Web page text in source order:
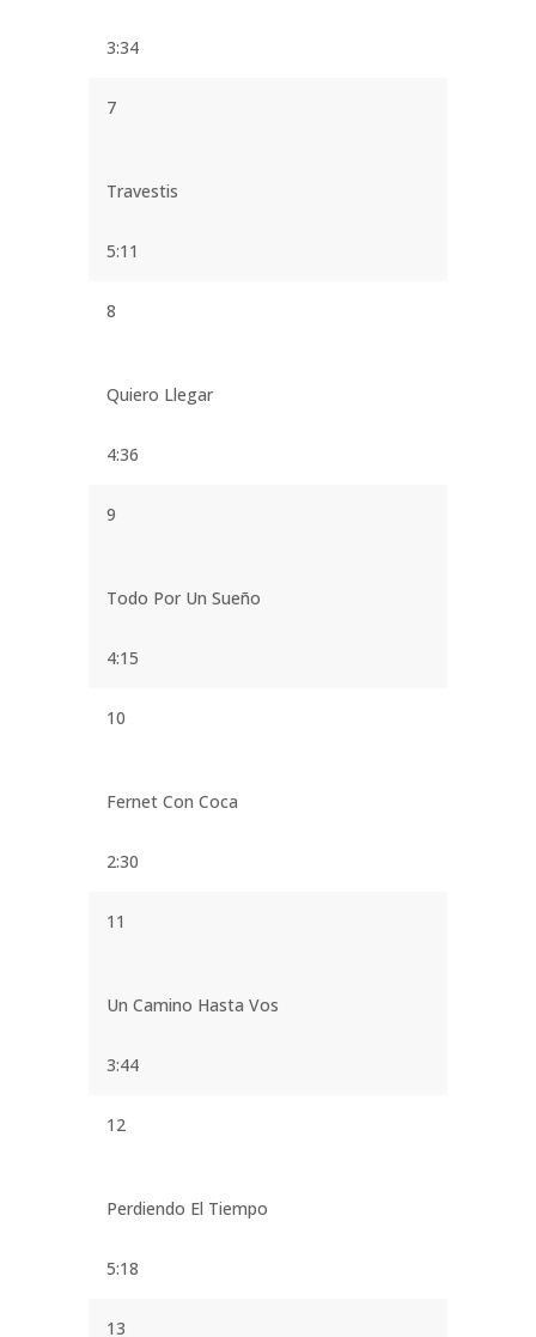
3:34
7
Travestis
5:11
8
Quiero Llegar
4:36
9
Todo Por Un Sueño
4:15
10
Fernet Con Coca
2:30
11
Un Camino Hasta Vos
3:44
12
Perdiendo El Tiempo
5:18
13